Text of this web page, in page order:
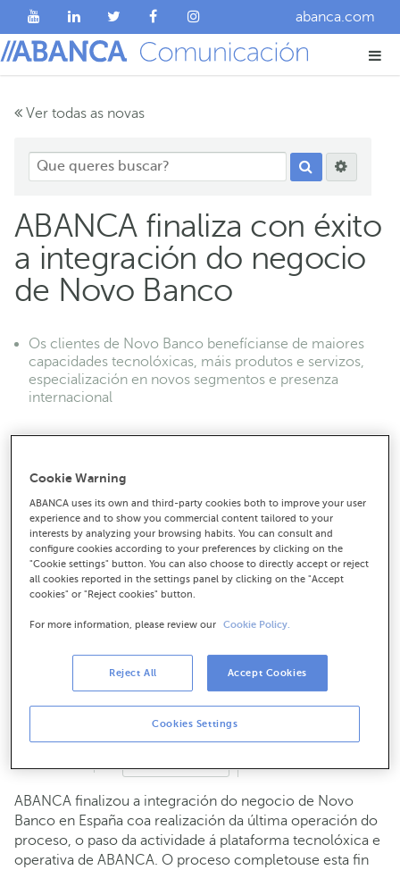
abanca.com
Ver todas as novas
ABANCA finaliza con éxito
a integración do negocio
de Novo Banco
Os clientes de Novo Banco benefícianse de maiores
capacidades tecnolóxicas, máis produtos e servizos,
especialización en novos segmentos e presenza
internacional
Descarga en alta resolución
ABANCA finalizou a integración do negocio de Novo
Banco en España coa realización da última operación do
proceso, o paso da actividade á plataforma tecnolóxica e
operativa de ABANCA. O proceso completouse esta fin
Cookie Warning
ABANCA uses its own and third-party cookies both to improve your user
experience and to show you commercial content tailored to your
interests by analyzing your browsing habits. You can consult and
configure cookies according to your preferences by clicking on the
"Cookie settings" button. You can also choose to directly accept or reject
all cookies reported in the settings panel by clicking on the "Accept
cookies" or "Reject cookies" button.
For more information, please review our Cookie Policy.
Cookies Settings
Reject All Accept Cookies